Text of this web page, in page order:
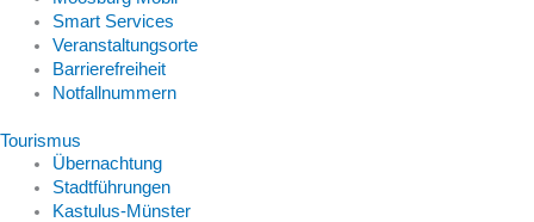
Smart Services
Veranstaltungsorte
Barrierefreiheit
Notfallnummern
Tourismus
Übernachtung
Stadtführungen
Kastulus-Münster